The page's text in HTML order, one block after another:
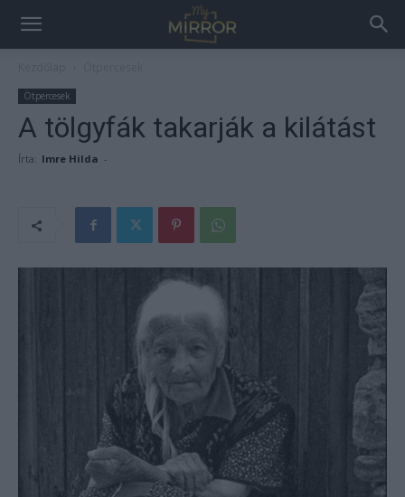
Ötpercesek
A tölgyfák takarják a kilátást
Írta: Imre Hilda -